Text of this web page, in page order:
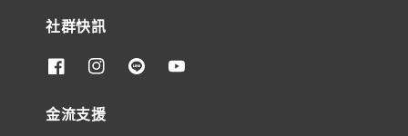
社群快訊
金流支援